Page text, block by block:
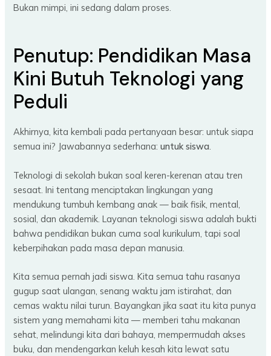
Bukan mimpi, ini sedang dalam proses.
Penutup: Pendidikan Masa
Kini Butuh Teknologi yang
Peduli
Akhirnya, kita kembali pada pertanyaan besar: untuk siapa
semua ini? Jawabannya sederhana:untuk siswa.
Teknologi di sekolah bukan soal keren-kerenan atau tren
sesaat. Ini tentang menciptakan lingkungan yang
mendukung tumbuh kembang anak — baik fisik, mental,
sosial, dan akademik. Layanan teknologi siswa adalah bukti
bahwa pendidikan bukan cuma soal kurikulum, tapi soal
keberpihakan pada masa depan manusia.
Kita semua pernah jadi siswa. Kita semua tahu rasanya
gugup saat ulangan, senang waktu jam istirahat, dan
cemas waktu nilai turun. Bayangkan jika saat itu kita punya
sistem yang memahami kita — memberi tahu makanan
sehat, melindungi kita dari bahaya, mempermudah akses
buku, dan mendengarkan keluh kesah kita lewat satu